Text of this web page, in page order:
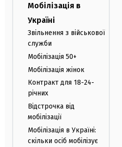
Мобілізація в
Україні
Звільнення з військової
служби
Мобілізація 50+
Мобілізація жінок
Контракт для 18-24-
річних
Відстрочка від
мобілізації
Мобілізація в Україні:
скільки осіб мобілізує